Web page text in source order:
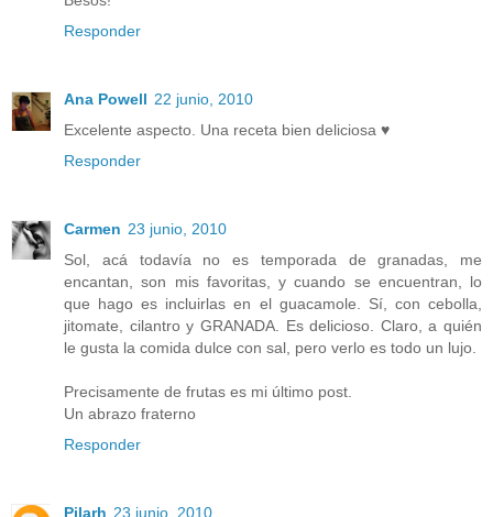
Responder
Ana Powell 22 junio, 2010
Excelente aspecto. Una receta bien deliciosa ♥
Responder
Carmen 23 junio, 2010
Sol, acá todavía no es temporada de granadas, me
encantan, son mis favoritas, y cuando se encuentran, lo
que hago es incluirlas en el guacamole. Sí, con cebolla,
jitomate, cilantro y GRANADA. Es delicioso. Claro, a quién
le gusta la comida dulce con sal, pero verlo es todo un lujo.
Precisamente de frutas es mi último post.
Un abrazo fraterno
Responder
Pilarh 23 junio, 2010